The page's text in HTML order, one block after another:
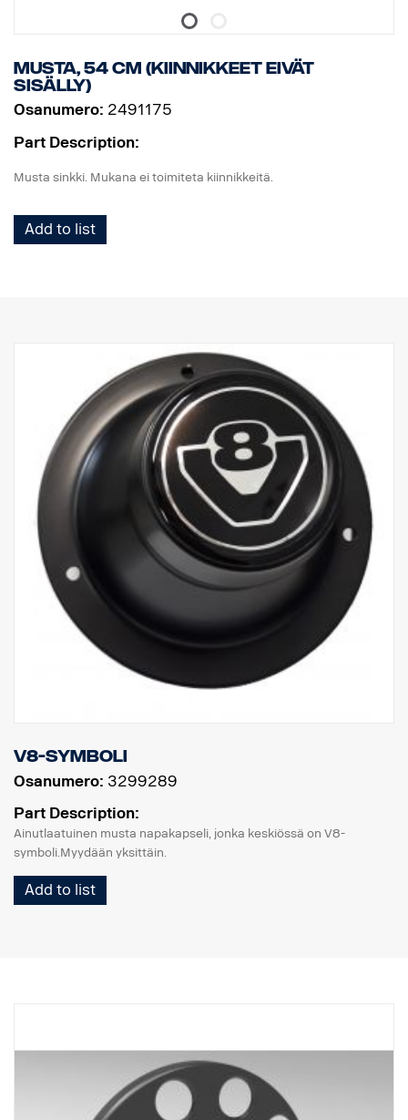
Musta, 54 cm (Kiinnikkeet eivät
sisälly)
Osanumero: 2491175
Part Description:
Musta sinkki. Mukana ei toimiteta kiinnikkeitä.
Add to list
V8-symboli
Osanumero: 3299289
Part Description:
Ainutlaatuinen musta napakapseli, jonka keskiössä on V8-
symboli.Myydään yksittäin.
Add to list